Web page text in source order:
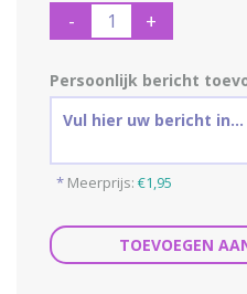
- +
Persoonlijk bericht
* Meerprijs: €1,95
TOEVOEGEN